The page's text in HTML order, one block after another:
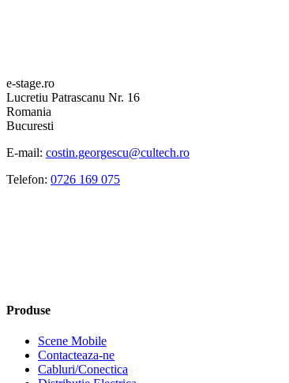
e-stage.ro
Lucretiu Patrascanu Nr. 16
Romania
Bucuresti
E-mail: costin.georgescu@cultech.ro
Telefon: 0726 169 075
Produse
Scene Mobile
Contacteaza-ne
Cabluri/Conectica